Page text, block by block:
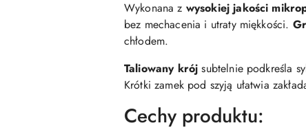
Wykonana z wysokiej jakości
bez mechacenia i utraty miękkości.
chłodem.
Taliowany krój subtelnie podkreśla
Krótki zamek pod szyją ułatwia
Cechy produktu: